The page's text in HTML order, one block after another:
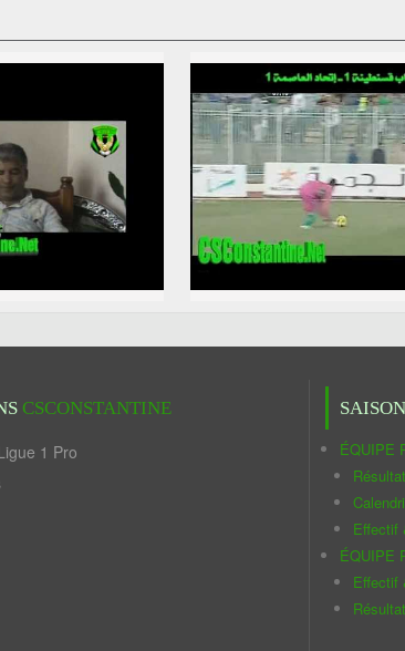
CSCONSTANTINE
1 Pro
SAISON
ÉQUIPE
Effectif
ÉQUIPE
Effectif